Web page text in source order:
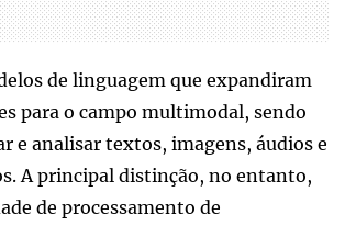
de linguagem que expandiram
para o campo multimodal, sendo
e analisar textos, imagens, áudios e
A principal distinção, no entanto,
de processamento de